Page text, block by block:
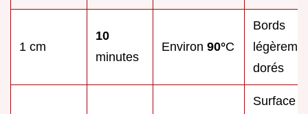
1 cm
10
minutes
Environ 90°C
Bords
dorés
Surface